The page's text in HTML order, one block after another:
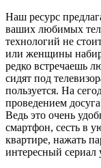
Наш ресурс
ваших любимых
технологий не
или женщины
редко встречаешь
сидят под
пользуется. На
проведением
Ведь это очень
смартфон, сесть в
квартире, нажать
интересный сериал